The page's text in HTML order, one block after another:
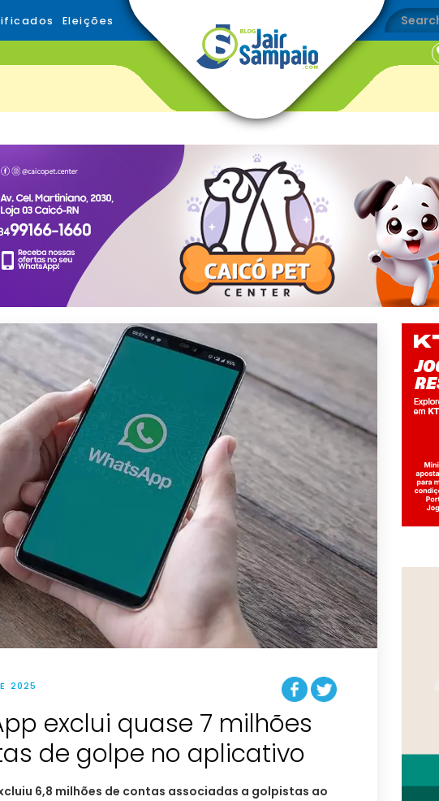
Eleições
2025
exclui quase 7 milhões
de golpe no aplicativo
6,8 milhões de contas associadas a golpistas ao